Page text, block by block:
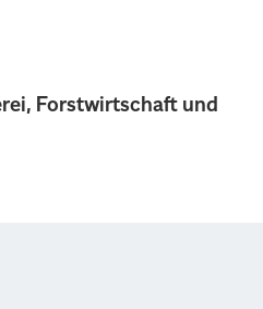
Forstwirtschaft und